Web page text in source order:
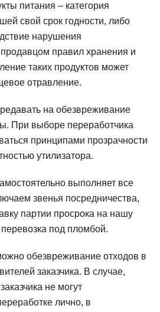
питания – категория
свой срок годности, либо
нарушения
правил хранения и
таких продуктов может
отравление.
на обезвреживание
При выборе переработчика
принципами прозрачности
утилизатора.
выполняет все
звенья посредничества,
партии просрока на нашу
под пломбой.
обезвреживание отходов в
заказчика. В случае,
не могут
лично, в